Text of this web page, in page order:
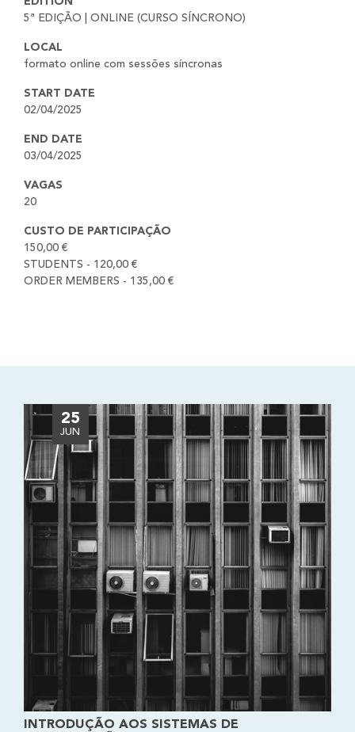
5ª EDIÇÃO | ONLINE (CURSO SÍNCRONO)
LOCAL
formato online com sessões síncronas
START DATE
02/04/2025
END DATE
03/04/2025
VAGAS
20
CUSTO DE PARTICIPAÇÃO
150,00 €
STUDENTS - 120,00 €
ORDER MEMBERS - 135,00 €
25
JUN
INTRODUÇÃO AOS SISTEMAS DE